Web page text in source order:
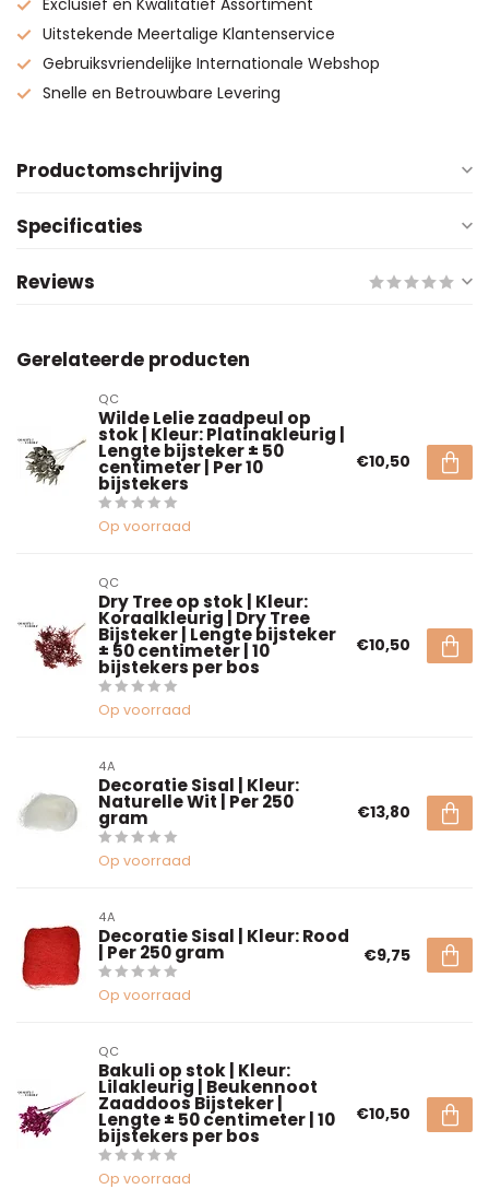
Exclusief en Kwalitatief Assortiment
Uitstekende Meertalige Klantenservice
Gebruiksvriendelijke Internationale Webshop
Snelle en Betrouwbare Levering
Productomschrijving
Specificaties
Reviews
Gerelateerde producten
QC
Wilde Lelie zaadpeul op
stok | Kleur: Platinakleurig |
Lengte bijsteker ± 50
centimeter | Per 10
bijstekers
Op voorraad
€10,50
QC
Dry Tree op stok | Kleur:
Koraalkleurig | Dry Tree
Bijsteker | Lengte bijsteker
± 50 centimeter | 10
bijstekers per bos
Op voorraad
€10,50
4A
Decoratie Sisal | Kleur:
Naturelle Wit | Per 250
gram
Op voorraad
€13,80
4A
Decoratie Sisal | Kleur: Rood
| Per 250 gram
Op voorraad
€9,75
QC
Bakuli op stok | Kleur:
Lilakleurig | Beukennoot
Zaaddoos Bijsteker |
Lengte ± 50 centimeter | 10
bijstekers per bos
Op voorraad
€10,50